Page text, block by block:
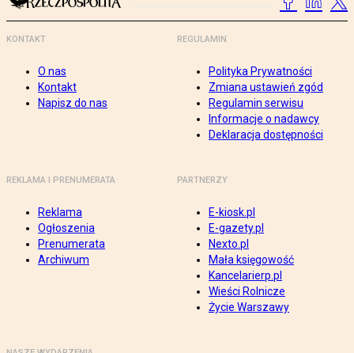
KONTAKT
O nas
Kontakt
Napisz do nas
REGULAMIN
Polityka Prywatności
Zmiana ustawień zgód
Regulamin serwisu
Informacje o nadawcy
Deklaracja dostępności
REKLAMA I PRENUMERATA
Reklama
Ogłoszenia
Prenumerata
Archiwum
PARTNERZY
E-kiosk.pl
E-gazety.pl
Nexto.pl
Mała księgowość
Kancelarierp.pl
Wieści Rolnicze
Życie Warszawy